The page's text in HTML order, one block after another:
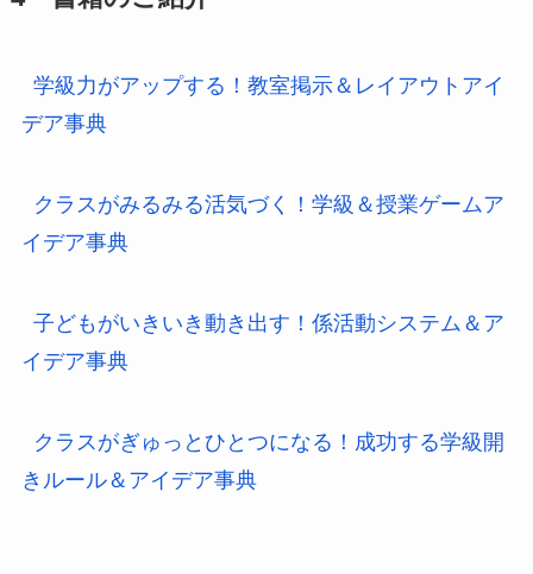
学級力がアップする！教室掲示＆レイアウトアイ
デア事典
クラスがみるみる活気づく！学級＆授業ゲームア
イデア事典
子どもがいきいき動き出す！係活動システム＆ア
イデア事典
クラスがぎゅっとひとつになる！成功する学級開
きルール＆アイデア事典